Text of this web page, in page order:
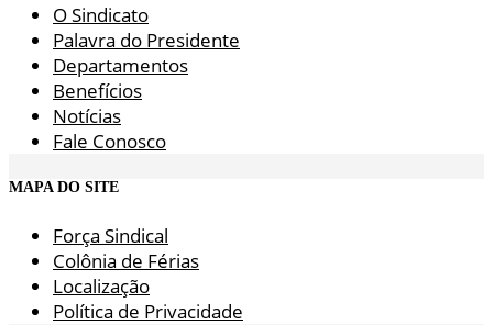
O Sindicato
Palavra do Presidente
Departamentos
Benefícios
Notícias
Fale Conosco
MAPA DO SITE
Força Sindical
Colônia de Férias
Localização
Política de Privacidade